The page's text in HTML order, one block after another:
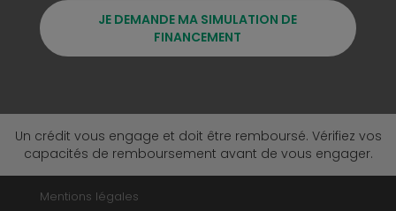
JE DEMANDE MA SIMULATION DE
FINANCEMENT
Un crédit vous engage et doit être remboursé. Vérifiez vos
capacités de remboursement avant de vous engager.
Mentions légales